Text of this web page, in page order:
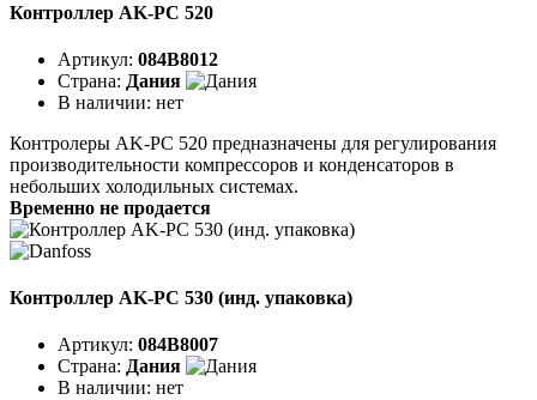
Контроллер AK-PC 520
Артикул: 084B8012
Страна: Дания
В наличии: нет
Контролеры AK-PC 520 предназначены для регулирования
производительности компрессоров и конденсаторов в
небольших холодильных системах.
Временно не продается
Контроллер AK-PC 530 (инд. упаковка)
Артикул: 084B8007
Страна: Дания
В наличии: нет